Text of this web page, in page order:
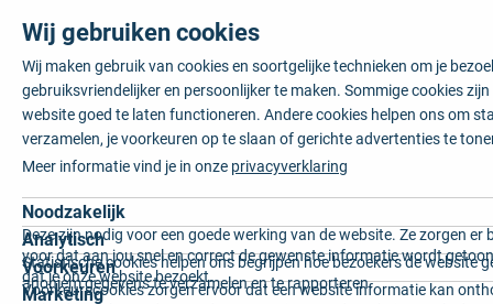
Wij gebruiken cookies
Wij maken gebruik van cookies en soortgelijke technieken om je
gebruiksvriendelijker en persoonlijker te maken. Sommige cookies
website goed te laten functioneren. Andere cookies helpen ons om
verzamelen, je voorkeuren op te slaan of gerichte advertenties te
Meer informatie vind je in onze privacyverklaring
Noodzakelijk
Deze zijn nodig voor een goede werking van de website. Ze zorgen er
voor dat aan jou snel en correct de gewenste informatie wordt
dat je onze website bezoekt.
Analytisch
Statistische cookies helpen ons begrijpen hoe bezoekers de website
anoniem gegevens te verzamelen en te rapporteren.
Voorkeuren
Voorkeurscookies zorgen ervoor dat een website informatie kan
Marketing